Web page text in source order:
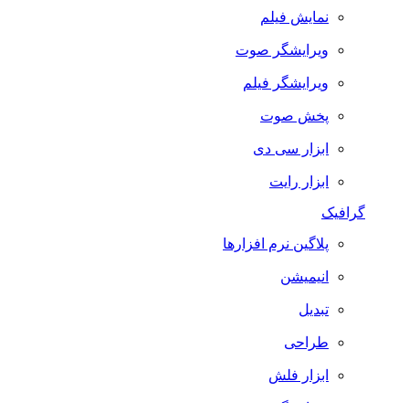
نمایش فیلم
ویرایشگر صوت
ویرایشگر فیلم
پخش صوت
ابزار سی دی
ابزار رایت
گرافیک
پلاگین نرم افزارها
انیمیشن
تبدیل
طراحی
ابزار فلش